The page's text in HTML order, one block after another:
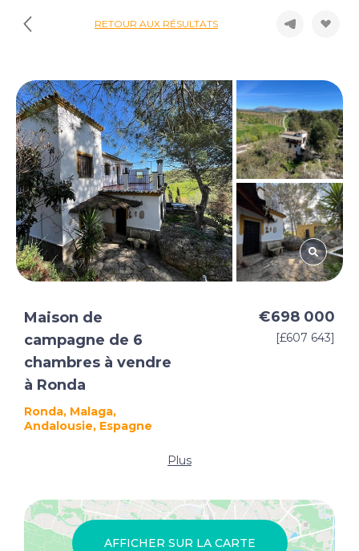
RETOUR AUX RÉSULTATS
Maison de
campagne de 6
chambres à vendre
à Ronda
Ronda, Malaga,
Andalousie, Espagne
€698 000
[£607 643]
Plus
AFFICHER SUR LA CARTE